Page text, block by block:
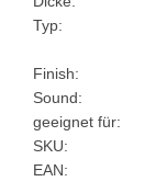
Typ:
Finish:
Sound:
geeignet für:
SKU:
EAN: